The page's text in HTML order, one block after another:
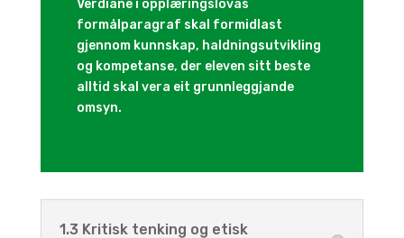
Verdiane i opplæringslovas
formålparagraf skal formidlast
gjennom kunnskap, haldningsutvikling
og kompetanse, der eleven sitt beste
alltid skal vera eit grunnleggjande
omsyn.
1.3 Kritisk tenking og etisk